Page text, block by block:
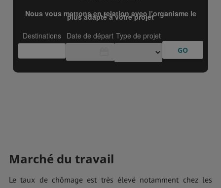
Marché du travail
Le taux de chômage est très élevé notamment chez les